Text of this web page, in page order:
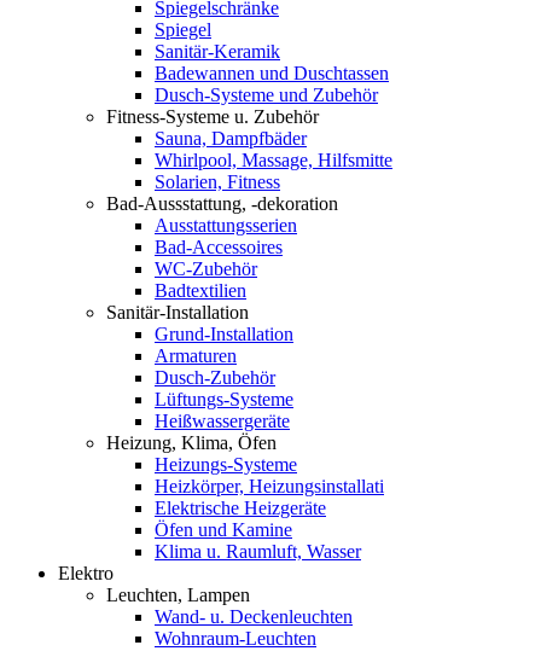
Spiegelschränke
Spiegel
Sanitär-Keramik
Badewannen und Duschtassen
Dusch-Systeme und Zubehör
Fitness-Systeme u. Zubehör
Sauna, Dampfbäder
Whirlpool, Massage, Hilfsmitte
Solarien, Fitness
Bad-Aussstattung, -dekoration
Ausstattungsserien
Bad-Accessoires
WC-Zubehör
Badtextilien
Sanitär-Installation
Grund-Installation
Armaturen
Dusch-Zubehör
Lüftungs-Systeme
Heißwassergeräte
Heizung, Klima, Öfen
Heizungs-Systeme
Heizkörper, Heizungsinstallati
Elektrische Heizgeräte
Öfen und Kamine
Klima u. Raumluft, Wasser
Elektro
Leuchten, Lampen
Wand- u. Deckenleuchten
Wohnraum-Leuchten